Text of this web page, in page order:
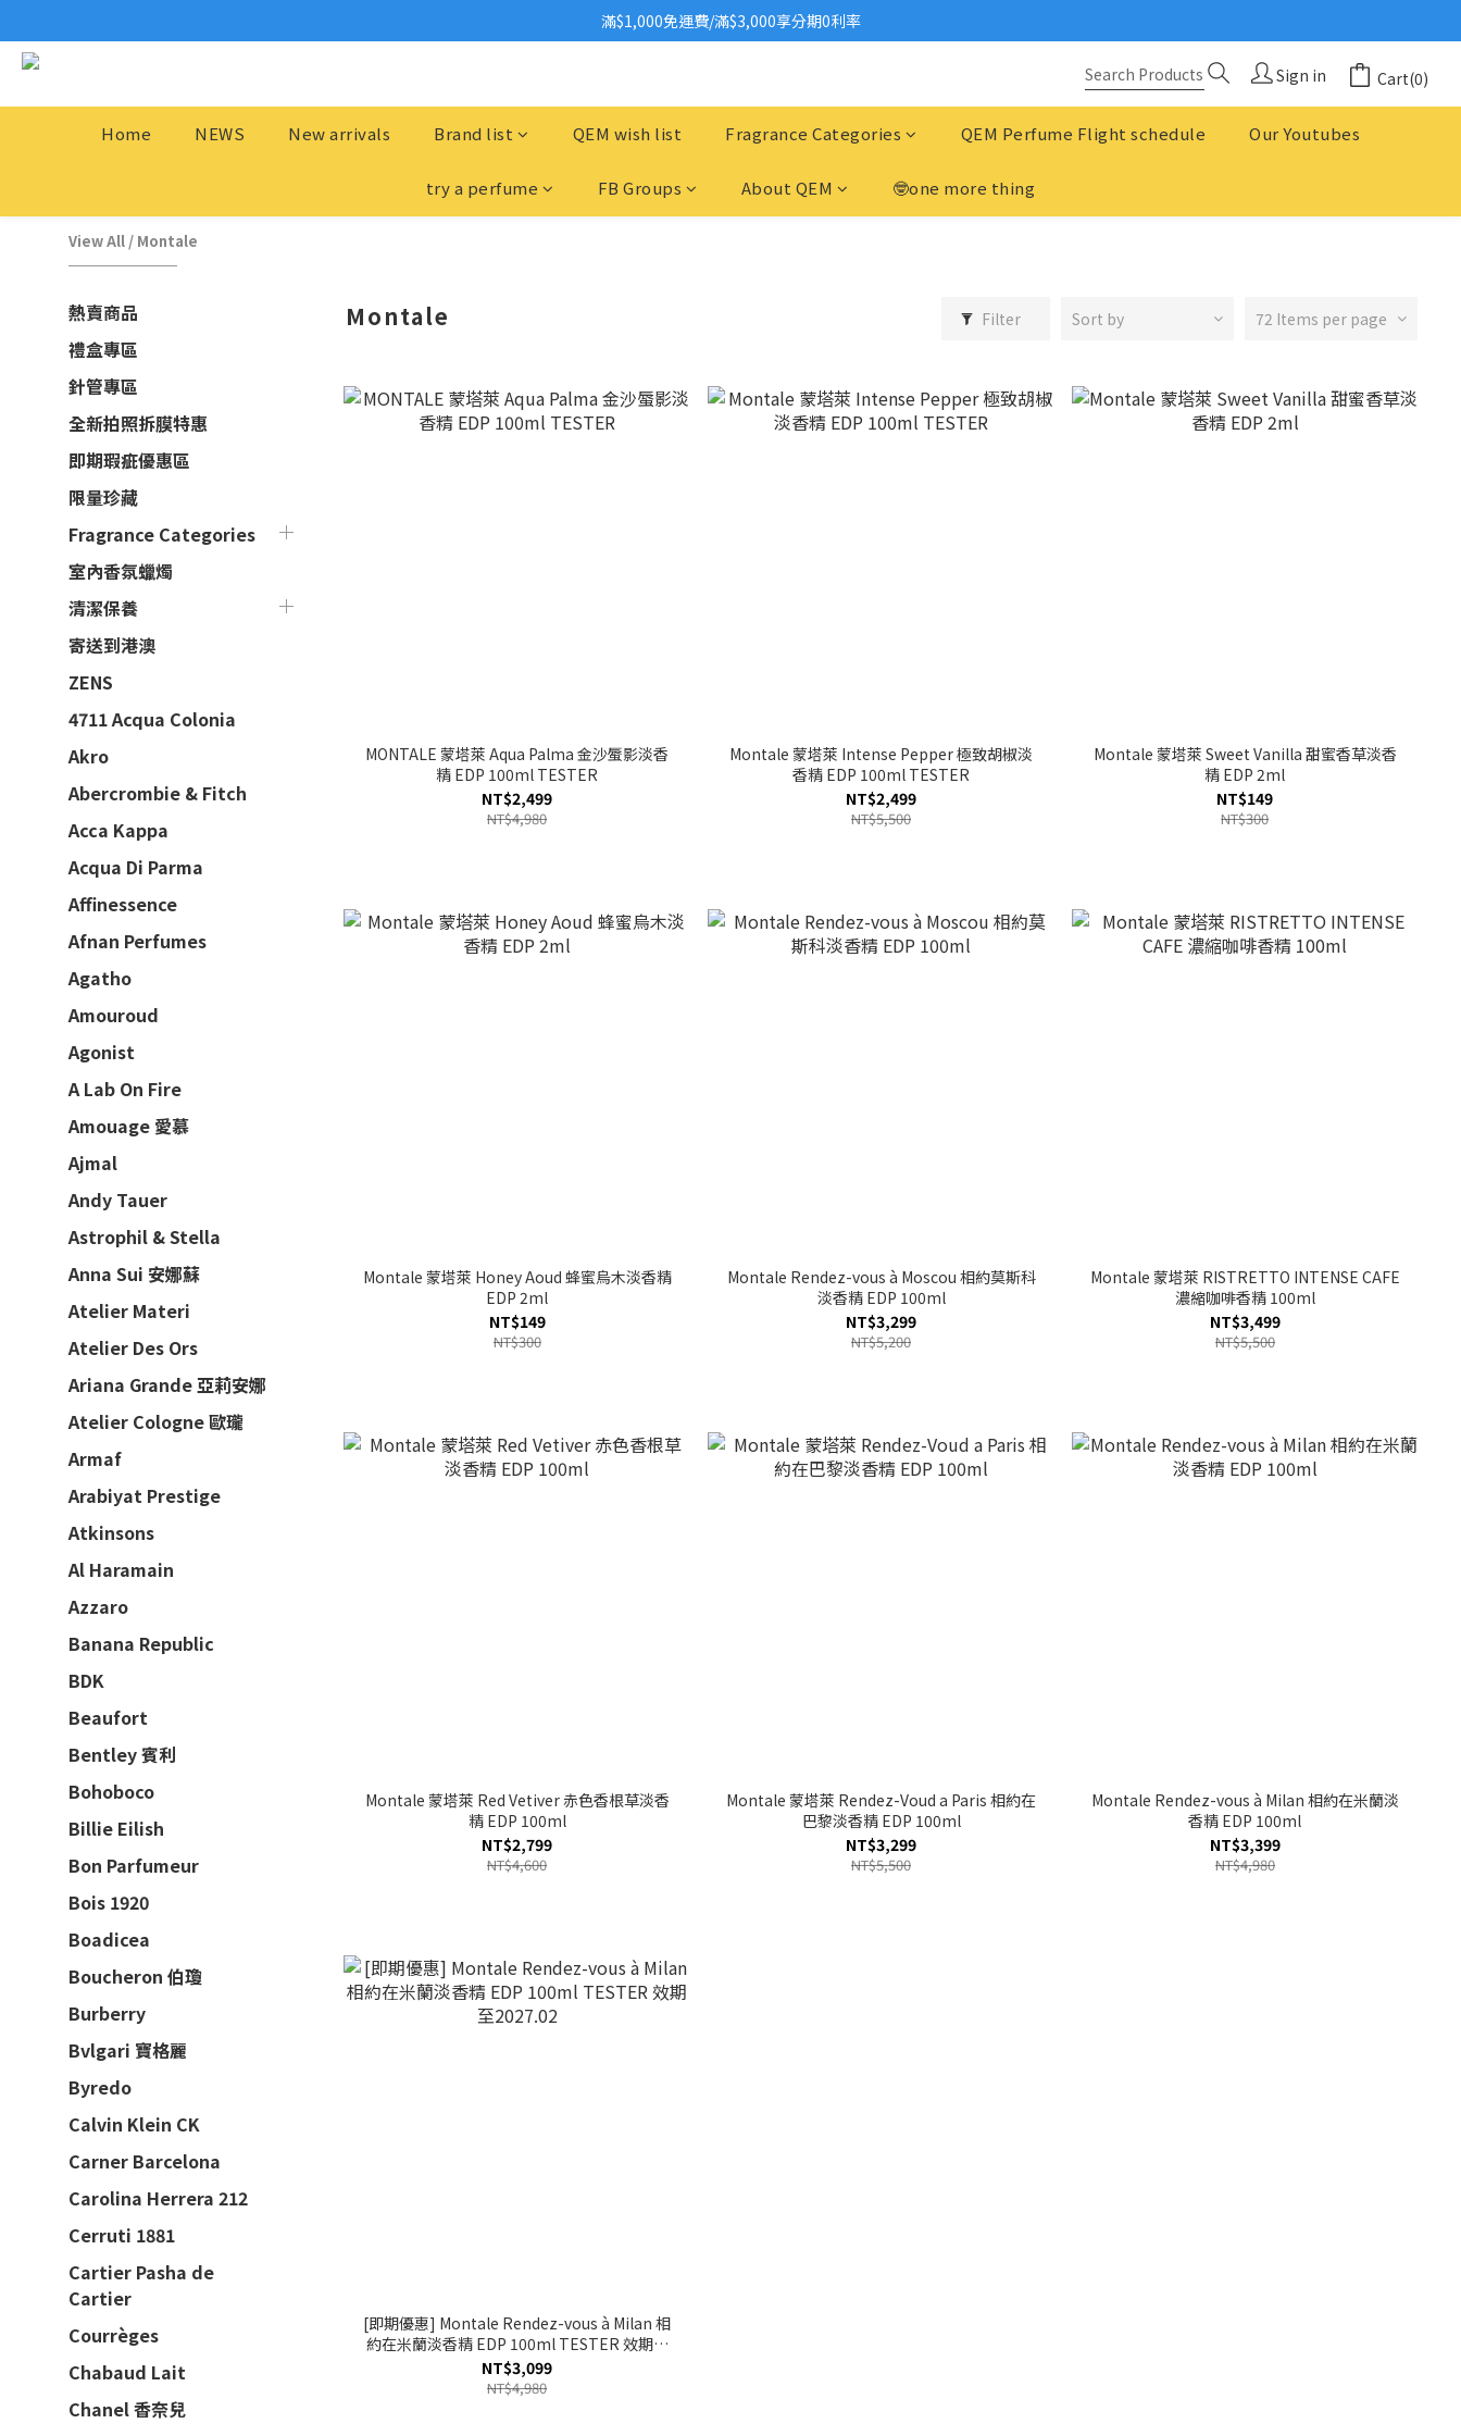
2026美妝小樣、試用品變少？PIF化妝品身分證7月上路！消費者必懂5觀念
滿$1,000免運費/滿$3,000享分期0利率
2026美妝小樣、試用品變少？PIF化妝品身分證7月上路！消費者必懂5觀念
Sign in Cart(0)
Home NEWS New arrivals Brand list QEM wish list Fragrance Categories QEM Perfume Flight schedule Our Youtubes
try a perfume FB Groups About QEM 🤓one more thing
View All / Montale
熱賣商品
禮盒專區
針管專區
全新拍照拆膜特惠
即期瑕疵優惠區
限量珍藏
Fragrance Categories
室內香氛蠟燭
清潔保養
寄送到港澳
ZENS
4711 Acqua Colonia
Akro
Abercrombie & Fitch
Acca Kappa
Acqua Di Parma
Affinessence
Afnan Perfumes
Agatho
Amouroud
Agonist
A Lab On Fire
Amouage 愛慕
Ajmal
Andy Tauer
Astrophil & Stella
Anna Sui 安娜蘇
Atelier Materi
Atelier Des Ors
Ariana Grande 亞莉安娜
Atelier Cologne 歐瓏
Armaf
Arabiyat Prestige
Atkinsons
Al Haramain
Azzaro
Banana Republic
BDK
Beaufort
Bentley 賓利
Bohoboco
Billie Eilish
Bon Parfumeur
Bois 1920
Boadicea
Boucheron 伯瓊
Burberry
Bvlgari 寶格麗
Byredo
Calvin Klein CK
Carner Barcelona
Carolina Herrera 212
Cerruti 1881
Cartier Pasha de
Cartier
Courrèges
Chabaud Lait
Chanel 香奈兒
Montale Filter Sort by 72 Items per page
MONTALE 蒙塔萊 Aqua Palma 金沙蜃影淡香
精 EDP 100ml TESTER
NT$2,499
NT$4,980
Montale 蒙塔萊 Intense Pepper 極致胡椒淡
香精 EDP 100ml TESTER
NT$2,499
NT$5,500
Montale 蒙塔萊 Sweet Vanilla 甜蜜香草淡香
精 EDP 2ml
NT$149
NT$300
Montale 蒙塔萊 Honey Aoud 蜂蜜烏木淡香精
EDP 2ml
NT$149
NT$300
Montale Rendez-vous à Moscou 相約莫斯科
淡香精 EDP 100ml
NT$3,299
NT$5,200
Montale 蒙塔萊 RISTRETTO INTENSE CAFE
濃縮咖啡香精 100ml
NT$3,499
NT$5,500
Montale 蒙塔萊 Red Vetiver 赤色香根草淡香
精 EDP 100ml
NT$2,799
NT$4,600
Montale 蒙塔萊 Rendez-Voud a Paris 相約在
巴黎淡香精 EDP 100ml
NT$3,299
NT$5,500
Montale Rendez-vous à Milan 相約在米蘭淡
香精 EDP 100ml
NT$3,399
NT$4,980
[即期優惠] Montale Rendez-vous à Milan 相
約在米蘭淡香精 EDP 100ml TESTER 效期至
2027.02
NT$3,099
NT$4,980